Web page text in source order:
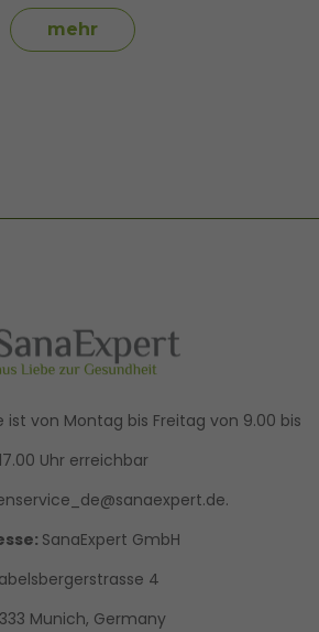
mehr
ist von Montag bis Freitag von 9.00 bis
Uhr erreichbar
SanaExpert GmbH
4
Munich, Germany